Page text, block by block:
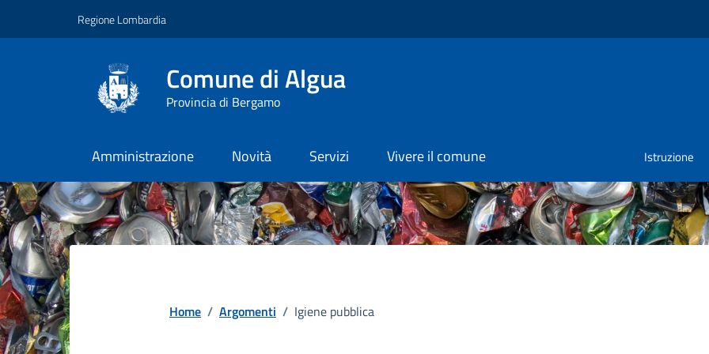
Regione Lombardia
Comune di Algua
Provincia di Bergamo
Amministrazione Novità Servizi Vivere il comune Istruzione
Home / Argomenti / Igiene pubblica